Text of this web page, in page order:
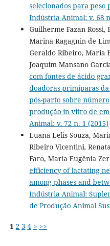
selecionados para peso
Indústria Animal: v. 68
Guilherme Fazan
Marina Ragagnin de
Geraldo Ribeiro, Maria
Joaquim Mansano
com fontes de ácido
doadoras primíparas
pós-parto sobre
produção in vitro de
Animal: v. 72 n. 1 (2015)
Luana Lelis Souza,
Ribeiro Vicentini,
Faro, Maria Eugênia
efficiency of lactating
among phases and
Indústria Animal:
de Produção Animal
1 2 3 4 > >>